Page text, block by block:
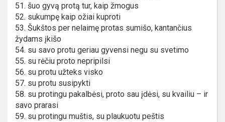
51. šuo gyvą protą tur, kaip žmogus
52. sukumpę kaip ožiai kuproti
53. Šukštos per nelaimę protas sumišo, kantančius
žydams įkišo
54. su savo protu geriau gyvensi negu su svetimo
55. su rėčiu proto nepripilsi
56. su protu užteks visko
57. su protu susipykti
58. su protingu pakalbėsi, proto sau įdėsi, su kvailiu – ir
savo prarasi
59. su protingu muštis, su plaukuotu peštis